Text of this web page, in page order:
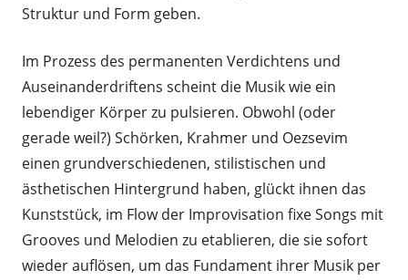
Struktur und Form geben.
Im Prozess des permanenten Verdichtens und
Auseinanderdriftens scheint die Musik wie ein
lebendiger Körper zu pulsieren. Obwohl (oder
gerade weil?) Schörken, Krahmer und Oezsevim
einen grundverschiedenen, stilistischen und
ästhetischen Hintergrund haben, glückt ihnen das
Kunststück, im Flow der Improvisation fixe Songs mit
Grooves und Melodien zu etablieren, die sie sofort
wieder auflösen, um das Fundament ihrer Musik per